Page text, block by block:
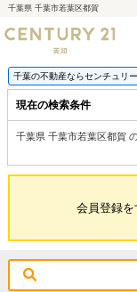
千葉県 千葉市若葉区都賀
千葉の不動産ならセンチュリ
現在の検索条件
千葉県 千葉市若葉区都賀
会員登録